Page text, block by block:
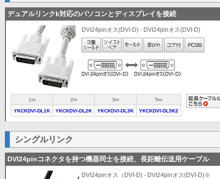
USB
変換アダ
プタ
￥〜
変換
プタ
USB Type C
変換アダ
プタ
￥5,808〜
-
デュアルリンクk対応のパソコンとディスプレイを接続
DVI24pinオス(DVI-D) - DVI24pinオス(DVI-D)
1m 2m 3m 5m
YKCKDVI-DL1K YKCKDVI-DL2K YKCKDVI-DL3K YKCKDVI-DL5K2
シングルリンク
DVI24pinコネクタを持つ機器同士を接続、長距離伝送用ケーブル
DVI24pinオス（DVI-D) - DVI24pinオス(DVI-D)※